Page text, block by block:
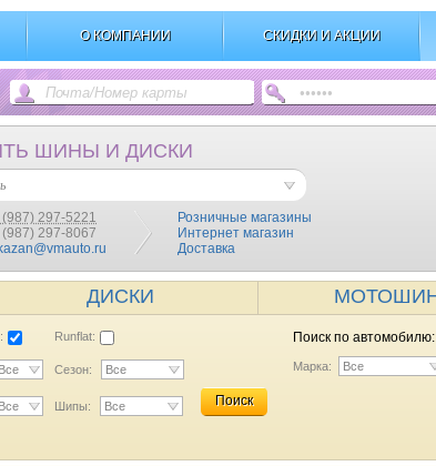
О КОМПАНИИ СКИДКИ И АКЦИИ
ШИНЫ И ДИСКИ
(987) 297-5221
(987) 297-8067
kazan@vmauto.ru
Розничные магазины
Интернет магазин
Доставка
ДИСКИ
Runflat:
Все Сезон: Все
Все Шипы: Все Поиск
Поиск по автомобилю:
Марка: Все